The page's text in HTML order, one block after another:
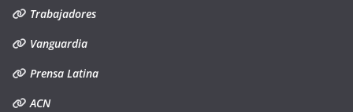
Trabajadores
Vanguardia
Prensa Latina
ACN